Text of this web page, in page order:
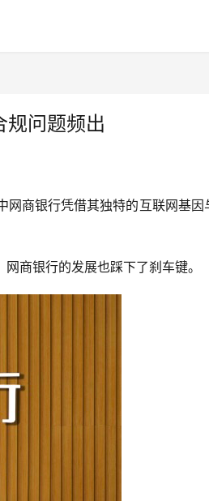
规问题频出
网商银行凭借其独特的互联网基因
商银行的发展也踩下了刹车键。‍